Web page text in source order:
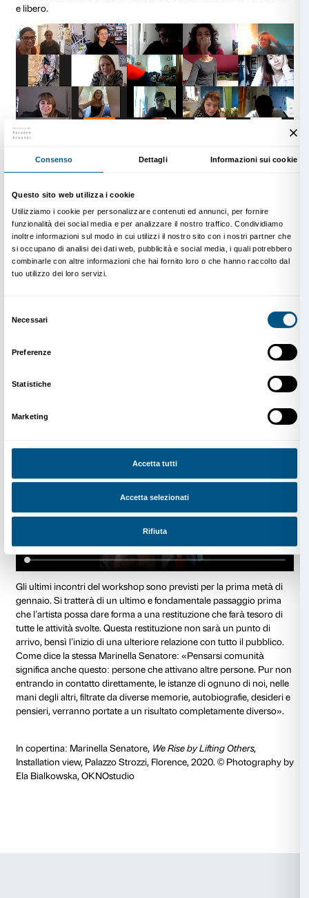
l’immagine dei diversi partecipanti arriva così a
un’impressione di presenza quasi più forte, più
di quanto possa fare la sola dimensione verbale. I
nella griglia di Zoom danno forma a un movimento
di assonanze e dissonanze, poetico e libero anche
spontaneità.
La libertà è un aspetto fondamentale dell’attività.
comfort della propria casa uno forse si sente più
agio», afferma infatti una delle partecipanti,
casa, la stessa in cui abbiamo passato la maggior
anche a chi non ha esperienza di proporsi
danza di fronte a sconosciuti.
pensiero che la sola parola non può permettere e
comunità, adesione, aggregazione. Come afferma
Lucia: «È stato un momento intenso. Mi sto